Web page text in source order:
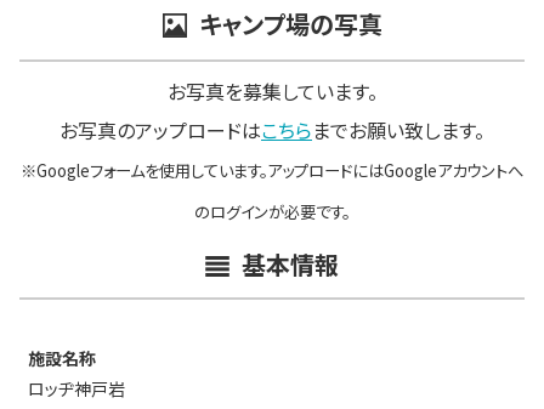
キャンプ場の写真
お写真を募集しています。
お写真のアップロードはこちらまでお願い致します。
※Googleフォームを使用しています。アップロードにはGoogleアカウントへ
のログインが必要です。
基本情報
施設名称
ロッヂ神戸岩